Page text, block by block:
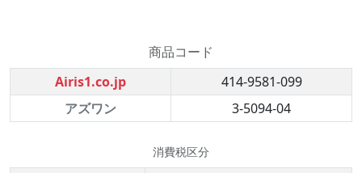
商品コード
Airis1.co.jp
414-9581-099
アズワン
3-5094-04
消費税区分